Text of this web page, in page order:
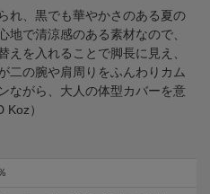
れ、黒でも華やかさのある夏の
地で清涼感のある素材なので、
を入れることで脚長に見え、
二の腕や肩周りをふんわりカム
ながら、大人の体型カバーを意
）